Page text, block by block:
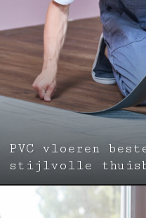
PVC vloeren
stijlvolle